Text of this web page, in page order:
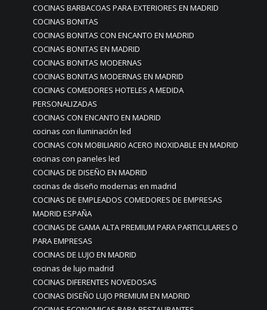
COCINAS BARBACOAS PARA EXTERIORES EN MADRID
COCINAS BONITAS
COCINAS BONITAS CON ENCANTO EN MADRID
COCINAS BONITAS EN MADRID
COCINAS BONITAS MODERNAS
COCINAS BONITAS MODERNAS EN MADRID
COCINAS COMEDORES HOTELES A MEDIDA
PERSONALIZADAS
COCINAS CON ENCANTO EN MADRID
cocinas con iluminación led
COCINAS CON MOBILIARIO ACERO INOXIDABLE EN MADRID
cocinas con paneles led
COCINAS DE DISEÑO EN MADRID
cocinas de diseño modernas en madrid
COCINAS DE EMPLEADOS COMEDORES DE EMPRESAS
MADRID ESPAÑA
COCINAS DE GAMA ALTA PREMIUM PARA PARTICULARES O
PARA EMPRESAS
COCINAS DE LUJO EN MADRID
cocinas de lujo madrid
COCINAS DIFERENTES NOVEDOSAS
COCINAS DISEÑO LUJO PREMIUM EN MADRID